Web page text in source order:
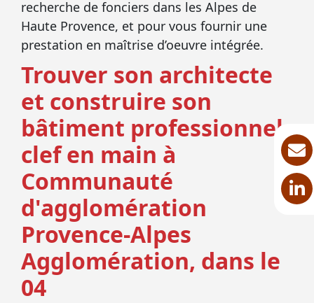
recherche de fonciers dans les Alpes de
Haute Provence, et pour vous fournir une
prestation en maîtrise d’oeuvre intégrée.
Trouver son architecte
et construire son
bâtiment professionnel
clef en main à
Communauté
d'agglomération
Provence-Alpes
Agglomération, dans le
04